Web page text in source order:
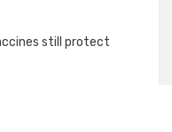
still protect